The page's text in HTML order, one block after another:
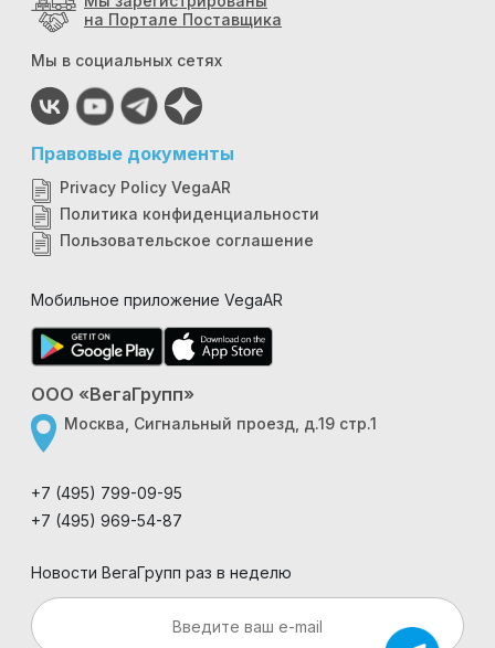
на Портале Поставщика
Мы в социальных сетях
Правовые документы
Privacy Policy VegaAR
Политика конфиденциальности
Пользовательское соглашение
Мобильное приложение VegaAR
ООО «ВегаГрупп»
Москва, Сигнальный проезд, д.19 стр.1
+7 (495) 799-09-95
+7 (495) 969-54-87
Новости ВегаГрупп раз в неделю